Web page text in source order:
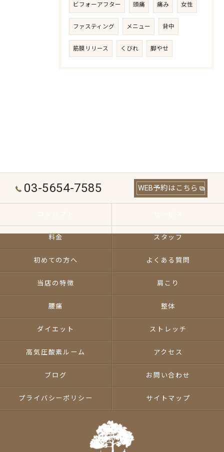
ビフォーアフター 頭痛 痛み 女性
ファスティング メニュー 背中
筋膜リリース くびれ 脚やせ
03-5654-7585 WEB予約はこちら
料金 スタッフ
初めての方へ よくある質問
当店の特徴 肩こり
腰痛 整体
ダイエット ストレッチ
高気圧酸素ルーム アクセス
ブログ お問い合わせ
プライバシーポリシー サイトマップ